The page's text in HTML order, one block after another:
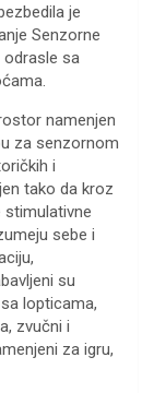
je
Senzorne
odrasle sa
namenjen
za senzornom
i
tako da kroz
stimulativne
sebe i
su
lopticama,
zvučni i
za igru,